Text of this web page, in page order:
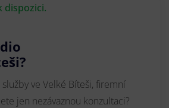
dispozici.
ve Velké Bíteši, firemní
jen nezávaznou konzultaci?